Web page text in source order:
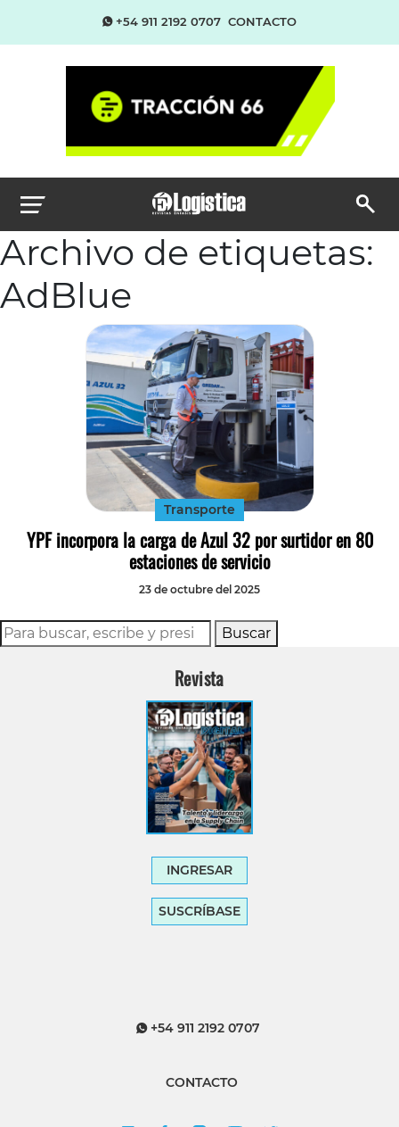
+54 911 2192 0707 CONTACTO
Archivo de etiquetas:
AdBlue
Transporte
YPF incorpora la carga de Azul 32 por surtidor en 80
estaciones de servicio
23 de octubre del 2025
Buscar
Revista
INGRESAR
SUSCRÍBASE
+54 911 2192 0707
CONTACTO